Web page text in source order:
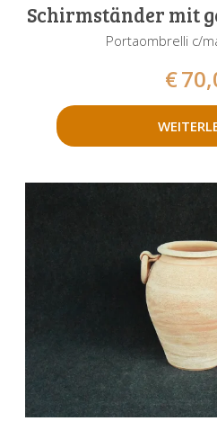
Schirmständer mit
Portaombrelli c/
€